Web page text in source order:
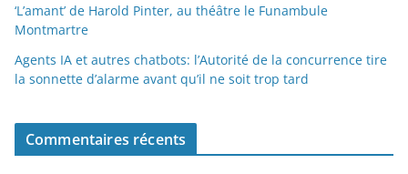
‘L’amant’ de Harold Pinter, au théâtre le Funambule
Montmartre
Agents IA et autres chatbots: l’Autorité de la concurrence tire
la sonnette d’alarme avant qu’il ne soit trop tard
Commentaires récents